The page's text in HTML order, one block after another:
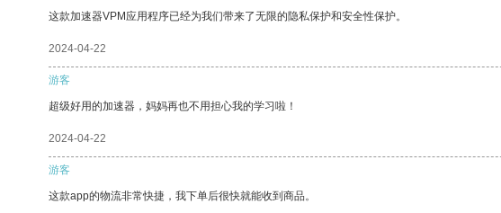
这款加速器VPM应用程序已经为我们带来了无限的隐私保护和安全性保护。
2024-04-22
游客
超级好用的加速器，妈妈再也不用担心我的学习啦！
2024-04-22
游客
这款app的物流非常快捷，我下单后很快就能收到商品。